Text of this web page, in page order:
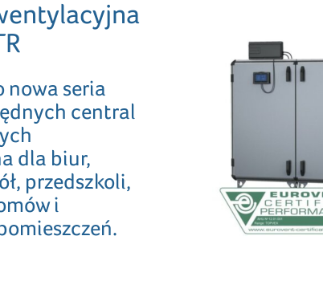
nowa seria
central
dla biur,
przedszkoli,
i